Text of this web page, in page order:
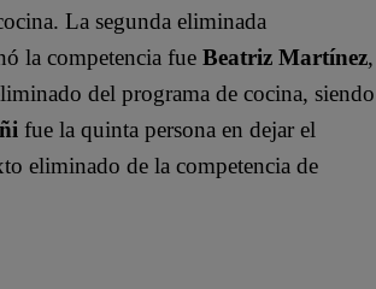
La segunda eliminada
la competencia fue Beatriz Martínez,
del programa de cocina, siendo
fue la quinta persona en dejar el
eliminado de la competencia de